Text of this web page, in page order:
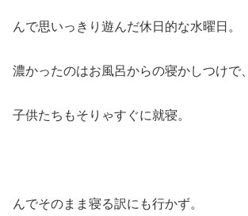
んで思いっきり遊んだ休日的な水曜日。
濃かったのはお風呂からの寝かしつけで、
子供たちもそりゃすぐに就寝。
んでそのまま寝る訳にも行かず。